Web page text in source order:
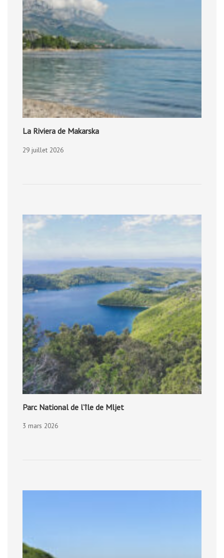
La Riviera de Makarska
29 juillet 2026
Parc National de l’île de Mljet
3 mars 2026